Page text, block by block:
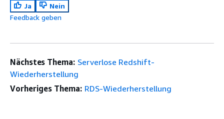
Ja
Nein
Feedback geben
Nächstes Thema: Serverlose Redshift-
Wiederherstellung
Vorheriges Thema: RDS-Wiederherstellung